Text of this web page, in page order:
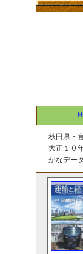
秋田県・
大正１０
かなデー